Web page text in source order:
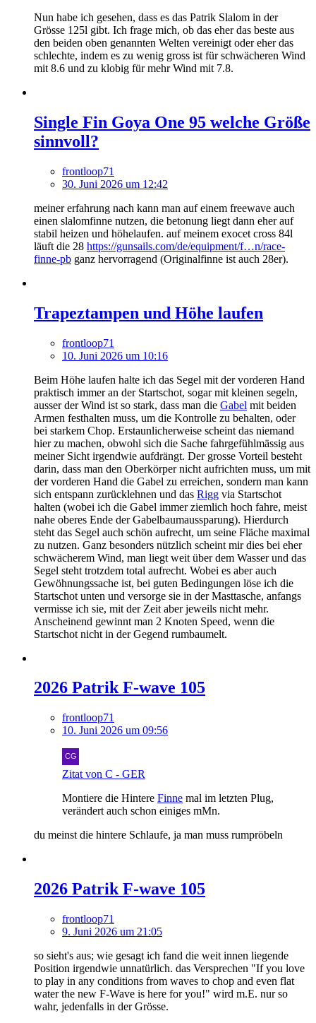
Nun habe ich gesehen, dass es das Patrik Slalom in der
Grösse 125l gibt. Ich frage mich, ob das eher das beste aus
den beiden oben genannten Welten vereinigt oder eher das
schlechte, indem es zu wenig gross ist für schwächeren Wind
mit 8.6 und zu klobig für mehr Wind mit 7.8.
Single Fin Goya One 95 welche Größe
sinnvoll?
frontloop71
30. Juni 2026 um 12:42
meiner erfahrung nach kann man auf einem freewave auch
einen slalomfinne nutzen, die betonung liegt dann eher auf
stabil heizen und höhelaufen. auf meinem exocet cross 84l
läuft die 28 https://gunsails.com/de/equipment/f…n/race-
finne-pb ganz hervorragend (Originalfinne ist auch 28er).
Trapeztampen und Höhe laufen
frontloop71
10. Juni 2026 um 10:16
Beim Höhe laufen halte ich das Segel mit der vorderen Hand
praktisch immer an der Startschot, sogar mit kleinen segeln,
ausser der Wind ist so stark, dass man die Gabel mit beiden
Armen festhalten muss, um die Kontrolle zu behalten, oder
bei starkem Chop. Erstaunlicherweise scheint das niemand
hier zu machen, obwohl sich die Sache fahrgefühlmässig aus
meiner Sicht irgendwie aufdrängt. Der grosse Vorteil besteht
darin, dass man den Oberkörper nicht aufrichten muss, um mit
der vorderen Hand die Gabel zu erreichen, sondern man kann
sich entspann zurücklehnen und das Rigg via Startschot
halten (wobei ich die Gabel immer ziemlich hoch fahre, meist
nahe oberes Ende der Gabelbaumaussparung). Hierdurch
steht das Segel auch schön aufrecht, um seine Fläche maximal
zu nutzen. Ganz besonders nützlich scheint mir dies bei eher
schwächerem Wind, man liegt weit über dem Wasser und das
Segel steht trotzdem total aufrecht. Wobei es aber auch
Gewöhnungssache ist, bei guten Bedingungen löse ich die
Startschot unten und versorge sie in der Masttasche, anfangs
vermisse ich sie, mit der Zeit aber jeweils nicht mehr.
Anscheinend gewinnt man 2 Knoten Speed, wenn die
Startschot nicht in der Gegend rumbaumelt.
2026 Patrik F-wave 105
frontloop71
10. Juni 2026 um 09:56
Zitat von C - GER
Montiere die Hintere Finne mal im letzten Plug,
verändert auch schon einiges mMn.
du meinst die hintere Schlaufe, ja man muss rumpröbeln
2026 Patrik F-wave 105
frontloop71
9. Juni 2026 um 21:05
so sieht's aus; wie gesagt ich fand die weit innen liegende
Position irgendwie unnatürlich. das Versprechen "If you love
to play in any conditions from waves to chop and even flat
water the new F-Wave is here for you!" wird m.E. nur so
wahr, jedenfalls in der Grösse.